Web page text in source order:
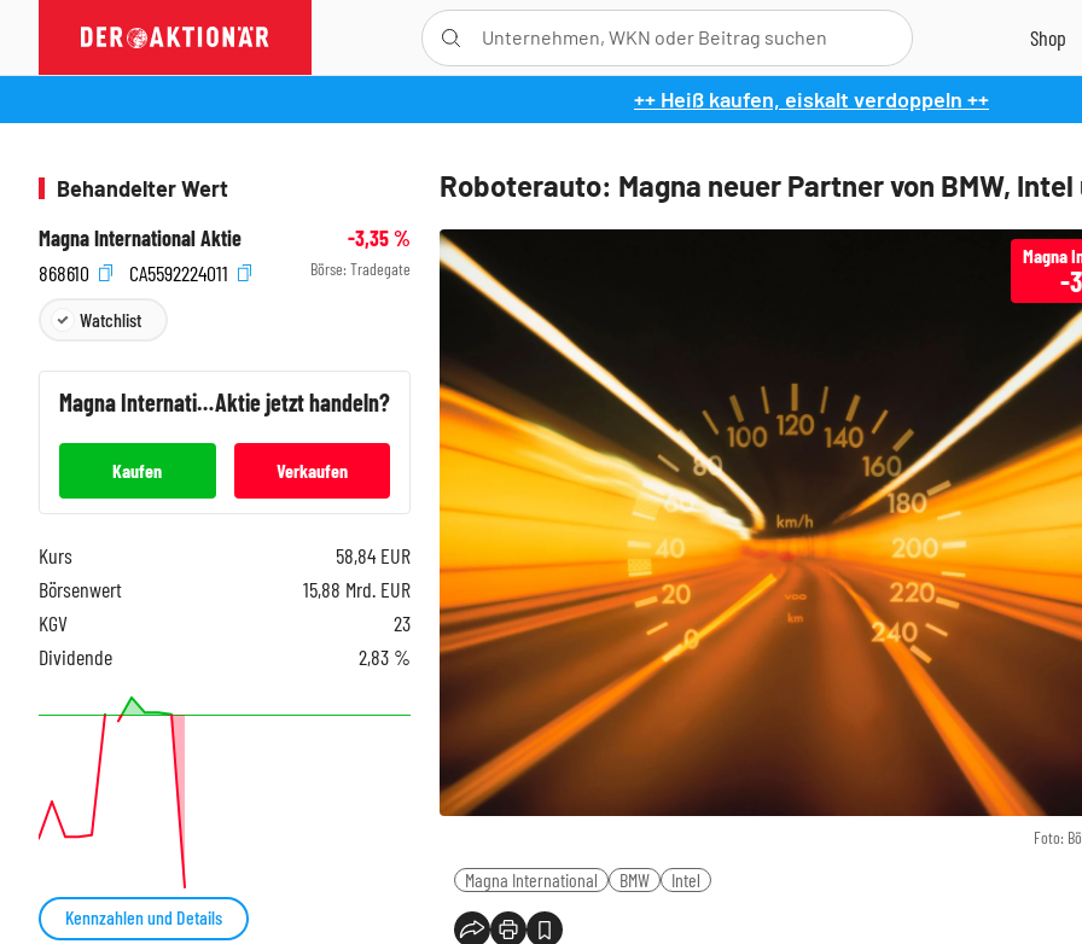
++ Heiß kaufen, eiskalt verdoppeln ++
Roboterauto: Magna neuer Partner von BMW, Intel
Foto:
Magna
-
Magna International BMW Intel
Behandelter Wert
Magna International Aktie
-3,35%
868610
CA5592224011 Börse: Tradegate
Watchlist
Magna InternationalAktie jetzt handeln?
Kaufen Verkaufen
Kurs 58,84 EUR
Börsenwert
15,88 Mrd. EUR
KGV
23
Dividende
2,83 %
Kennzahlen und Details